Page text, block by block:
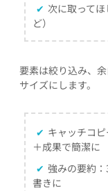
✔ 次に取って
ど）
要素は絞り込み、
サイズにします。
✔ キャッチコ
＋成果で簡潔に
✔ 強みの要約
書きに